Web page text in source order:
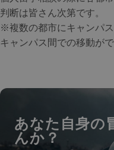
判断は皆さん次第です。
※複数の都市にキャンパ
キャンパス間での移動が
あなた自身の
んか？